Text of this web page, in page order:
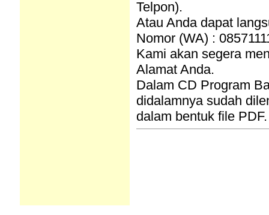
Telpon).
Atau Anda dapat
Nomor (WA) :
Kami akan segera
Alamat Anda.
Dalam CD Program
didalamnya sudah
dalam bentuk file PDF.